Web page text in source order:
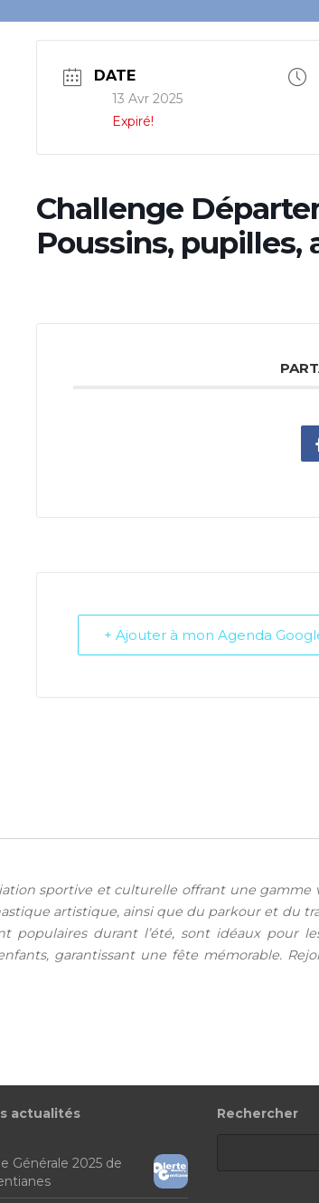
DATE
13 Avr 2025
Expiré!
Challenge
Poussins, pupilles,
+ Ajouter à mon Agenda
sportive et culturelle offrant une
artistique, ainsi que du parkour et du
populaires durant l’été, sont idéaux pour
garantissant une fête mémorable.
actualités
Générale 2025 de
Rechercher